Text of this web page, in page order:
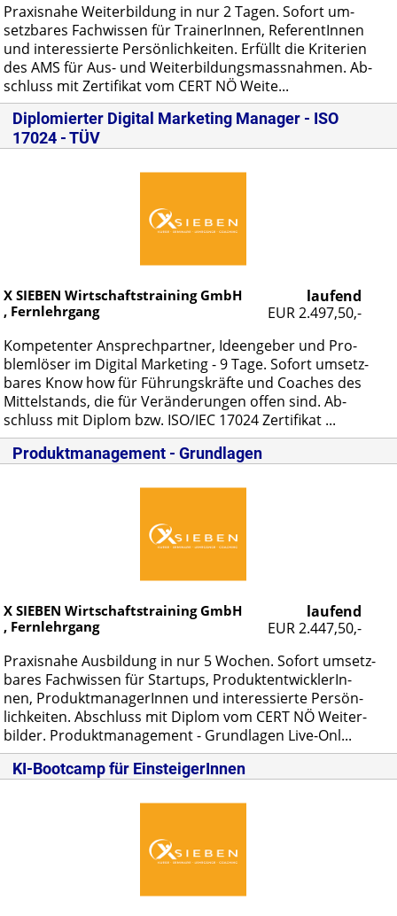
Pra­xis­na­he Wei­ter­bil­dung in nur 2 Ta­gen. So­fort um­
setz­ba­res Fach­wis­sen für Trai­ne­rIn­nen, Re­fe­ren­tIn­nen
und in­ter­es­sier­te Per­sön­lich­kei­ten. Er­füllt die Kri­te­ri­en
des AMS für Aus- und Wei­ter­bil­dungs­mass­nah­men. Ab­
schluss mit Zer­ti­fi­kat vom CERT NÖ Wei­te...
Diplomierter Digital Marketing Manager - ISO
17024 - TÜV
laufend
EUR 2.497,50,-
X SIEBEN Wirtschaftstraining GmbH
, Fernlehrgang
Kom­pe­ten­ter An­sprech­part­ner, Ide­en­ge­ber und Pro­
blem­lö­ser im Di­gi­tal Mar­ke­ting - 9 Ta­ge. So­fort um­setz­
ba­res Know how für Füh­rungs­kräf­te und Coa­ches des
Mit­tel­stands, die für Ver­än­de­run­gen of­fen sind. Ab­
schluss mit Di­plom bzw. ISO/IEC 17024 Zer­ti­fi­kat ...
Produktmanagement - Grundlagen
laufend
EUR 2.447,50,-
X SIEBEN Wirtschaftstraining GmbH
, Fernlehrgang
Pra­xis­na­he Aus­bil­dung in nur 5 Wo­chen. So­fort um­setz­
ba­res Fach­wis­sen für Star­tups, Pro­dukt­ent­wick­le­rIn­
nen, Pro­dukt­ma­na­ge­rIn­nen und in­ter­es­sier­te Per­sön­
lich­kei­ten. Ab­schluss mit Di­plom vom CERT NÖ Wei­ter­
bil­der. Pro­dukt­ma­nage­ment - Grund­la­gen Live-Onl...
KI-Bootcamp für EinsteigerInnen